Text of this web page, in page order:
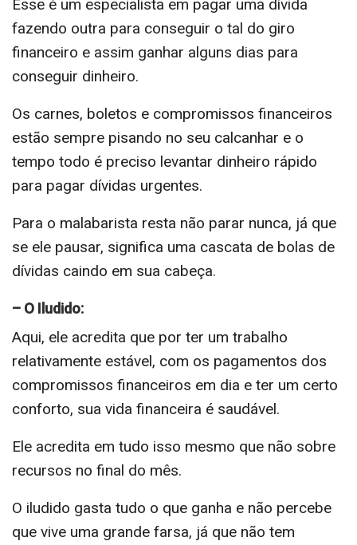
Esse é um especialista em pagar uma dívida
fazendo outra para conseguir o tal do giro
financeiro e assim ganhar alguns dias para
conseguir dinheiro.
Os carnes, boletos e compromissos financeiros
estão sempre pisando no seu calcanhar e o
tempo todo é preciso levantar dinheiro rápido
para pagar dívidas urgentes.
Para o malabarista resta não parar nunca, já que
se ele pausar, significa uma cascata de bolas de
dívidas caindo em sua cabeça.
– O Iludido:
Aqui, ele acredita que por ter um trabalho
relativamente estável, com os pagamentos dos
compromissos financeiros em dia e ter um certo
conforto, sua vida financeira é saudável.
Ele acredita em tudo isso mesmo que não sobre
recursos no final do mês.
O iludido gasta tudo o que ganha e não percebe
que vive uma grande farsa, já que não tem